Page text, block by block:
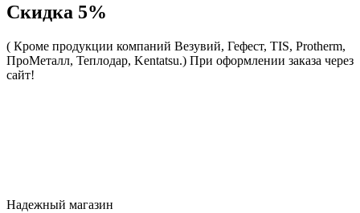
Скидка 5%
( Кроме продукции компаний Везувий, Гефест, TIS, Protherm,
ПроМеталл, Теплодар, Kentatsu.) При оформлении заказа через
сайт!
Надежный магазин